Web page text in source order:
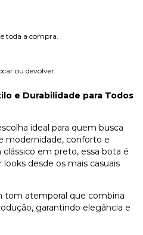
toda a compra.
ou devolver.
e Durabilidade para Todos
ideal para quem busca
modernidade, conforto e
em preto, essa bota é
desde os mais casuais
tom atemporal que combina
garantindo elegância e